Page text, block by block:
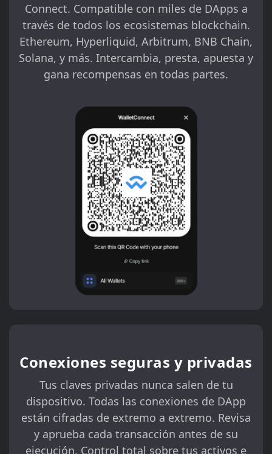
Connect. Compatible con miles de DApps a
través de todos los ecosistemas blockchain.
Ethereum, Hyperliquid, Arbitrum, BNB Chain,
Solana, y más. Intercambia, presta, apuesta y
gana recompensas en todas partes.
Conexiones seguras y privadas
Tus claves privadas nunca salen de tu
dispositivo. Todas las conexiones de DApp
están cifradas de extremo a extremo. Revisa
y aprueba cada transacción antes de su
ejecución. Control total sobre tus activos e